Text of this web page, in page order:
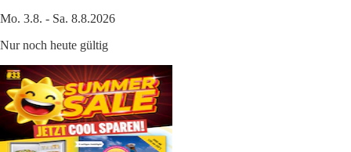
Mo. 3.8. - Sa. 8.8.2026
Nur noch heute gültig